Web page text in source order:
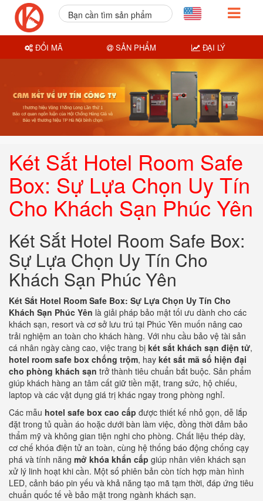
Két Sắt Hotel Room Safe
Box: Sự Lựa Chọn Uy Tín
Cho Khách Sạn Phúc Yên
Két Sắt Hotel Room Safe Box:
Sự Lựa Chọn Uy Tín Cho
Khách Sạn Phúc Yên
Két Sắt Hotel Room Safe Box: Sự Lựa Chọn Uy Tín Cho
Khách Sạn Phúc Yên là giải pháp bảo mật tối ưu dành cho các
khách sạn, resort và cơ sở lưu trú tại Phúc Yên muốn nâng cao
trải nghiệm an toàn cho khách hàng. Với nhu cầu bảo vệ tài sản
cá nhân ngày càng cao, việc trang bị két sắt khách sạn điện tử,
hotel room safe box chống trộm, hay két sắt mã số hiện đại
cho phòng khách sạn trở thành tiêu chuẩn bắt buộc. Sản phẩm
giúp khách hàng an tâm cất giữ tiền mặt, trang sức, hộ chiếu,
laptop và các vật dụng giá trị khác ngay trong phòng nghỉ.
Các mẫu hotel safe box cao cấp được thiết kế nhỏ gọn, dễ lắp
đặt trong tủ quần áo hoặc dưới bàn làm việc, đồng thời đảm bảo
thẩm mỹ và không gian tiện nghi cho phòng. Chất liệu thép dày,
cơ chế khóa điện tử an toàn, cùng hệ thống báo động chống cạy
phá và tính năng mở khóa khẩn cấp giúp nhân viên khách sạn
xử lý linh hoạt khi cần. Một số phiên bản còn tích hợp màn hình
LED, cảnh báo pin yếu và khả năng tạo mã tạm thời, đáp ứng tiêu
chuẩn quốc tế về bảo mật trong ngành khách sạn.
Bạn cần tìm sản phẩm
ĐỔI MÃ SẢN PHẨM ĐẠI LÝ